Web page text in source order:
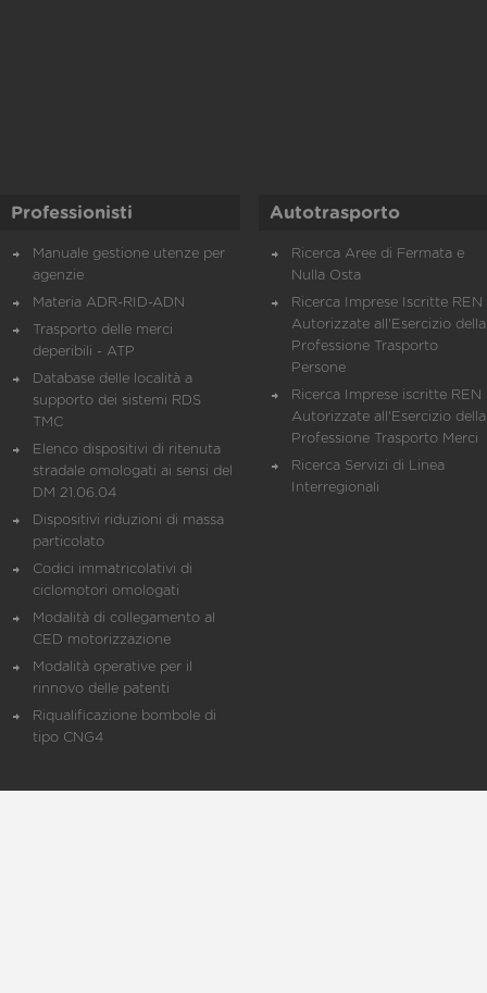
Professionisti
Manuale gestione utenze per
agenzie
Materia ADR-RID-ADN
Trasporto delle merci
deperibili - ATP
Database delle località a
supporto dei sistemi RDS
TMC
Elenco dispositivi di ritenuta
stradale omologati ai sensi del
DM 21.06.04
Dispositivi riduzioni di massa
particolato
Codici immatricolativi di
ciclomotori omologati
Modalità di collegamento al
CED motorizzazione
Modalità operative per il
rinnovo delle patenti
Riqualificazione bombole di
tipo CNG4
Autotrasporto
Ricerca Aree di Fermata e
Nulla Osta
Ricerca Imprese Iscritte REN
Autorizzate all'Esercizio della
Professione Trasporto
Persone
Ricerca Imprese iscritte REN
Autorizzate all'Esercizio della
Professione Trasporto Merci
Ricerca Servizi di Linea
Interregionali